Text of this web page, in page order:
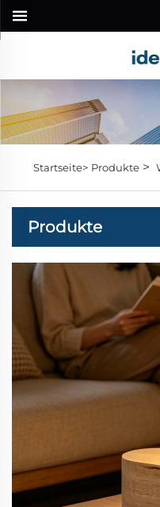
Startseite> Produkte>
Produkte